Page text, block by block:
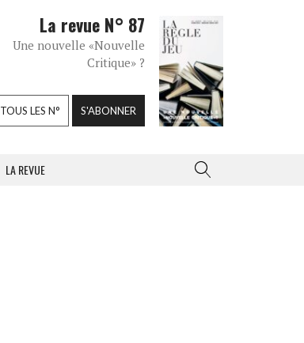
La revue N° 87
Une nouvelle «Nouvelle
Critique» ?
TOUS LES N° S'ABONNER
LA REVUE